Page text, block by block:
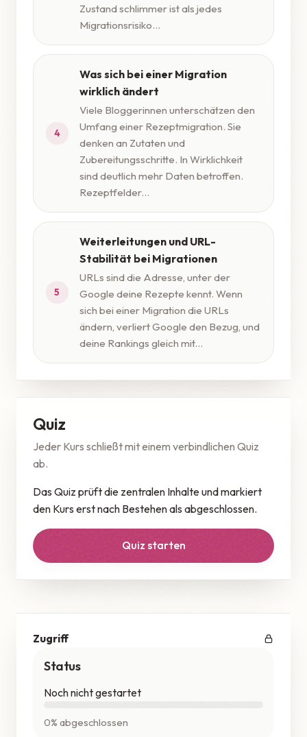
Zustand schlimmer ist als jedes
Migrationsrisiko...
4
Was sich bei einer Migration
wirklich ändert
Viele Bloggerinnen unterschätzen den
Umfang einer Rezeptmigration. Sie
denken an Zutaten und
Zubereitungsschritte. In Wirklichkeit
sind deutlich mehr Daten betroffen.
Rezeptfelder...
5
Weiterleitungen und URL-
Stabilität bei Migrationen
URLs sind die Adresse, unter der
Google deine Rezepte kennt. Wenn
sich bei einer Migration die URLs
ändern, verliert Google den Bezug, und
deine Rankings gleich mit...
Quiz
Jeder Kurs schließt mit einem verbindlichen Quiz
ab.
Das Quiz prüft die zentralen Inhalte und markiert
den Kurs erst nach Bestehen als abgeschlossen.
Quiz starten
Zugriff
Status
Noch nicht gestartet
0% abgeschlossen